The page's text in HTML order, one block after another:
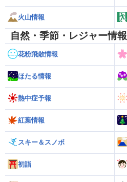
火山情報
自然・季節・レジャー情報
花粉飛散情報
ほたる情報
熱中症予報
紅葉情報
スキー＆スノボ
初詣